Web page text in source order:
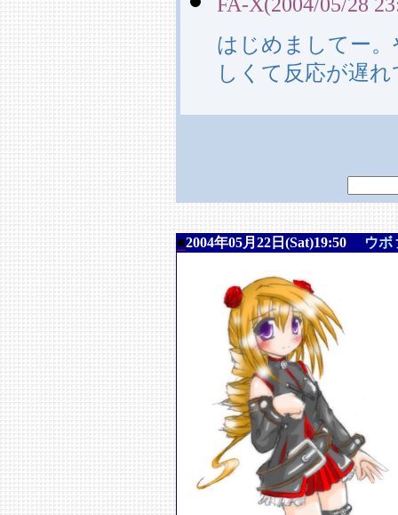
はじめましてー
しくて反応が遅
■2004年05月22日(Sat)19:50 ウボ